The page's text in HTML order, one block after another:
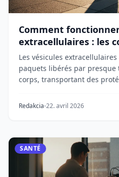
Comment
extracellulaires : les
la médecine
Les vésicules
paquets libérés par presque
corps, transportant des
Redakcia 22. avril 2026
SANTÉ